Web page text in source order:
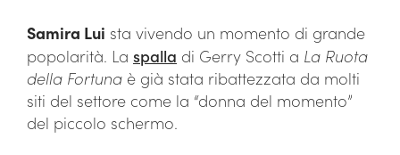
Samira Lui sta vivendo un momento di grande
popolarità. La spalla di Gerry Scotti a La Ruota
della Fortuna è già stata ribattezzata da molti
siti del settore come la “donna del momento”
del piccolo schermo.